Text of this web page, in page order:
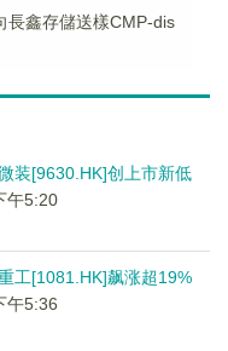
長鑫存儲送樣CMP-dis
装[9630.HK]创上市新低
午5:20
工[1081.HK]飙涨超19%
午5:36